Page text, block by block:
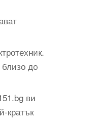
до
ви
кратък